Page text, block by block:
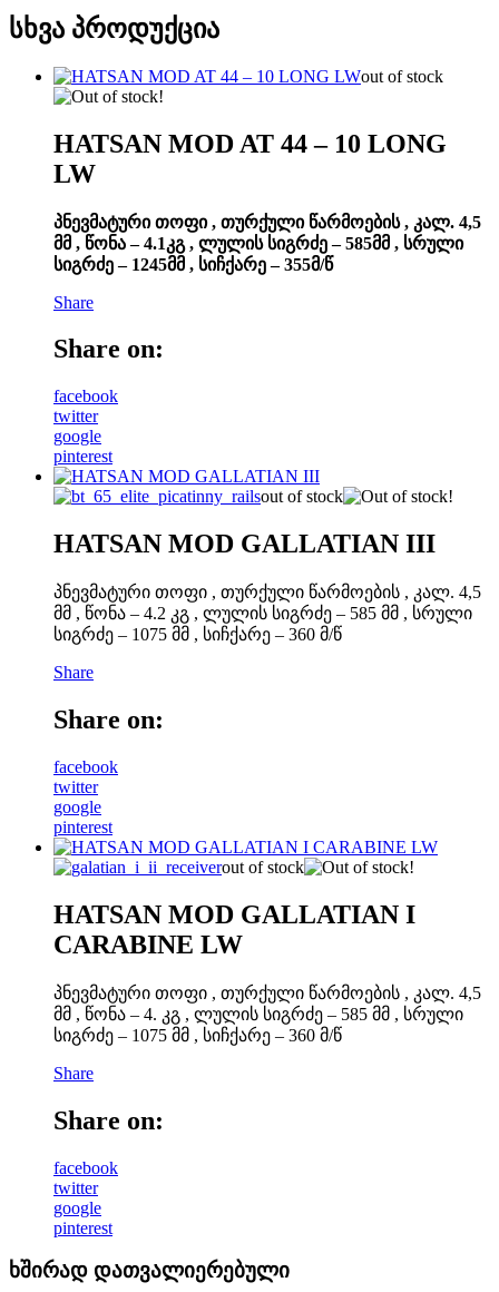
სხვა პროდუქცია
out of stock
HATSAN MOD AT 44 – 10 LONG
LW
პნევმატური თოფი , თურქული წარმოების , კალ. 4,5
მმ , წონა – 4.1კგ , ლულის სიგრძე – 585მმ , სრული
სიგრძე – 1245მმ , სიჩქარე – 355მ/წ
Share
Share on:
facebook
twitter
google
pinterest
out of stock
HATSAN MOD GALLATIAN III
პნევმატური თოფი , თურქული წარმოების , კალ. 4,5
მმ , წონა – 4.2 კგ , ლულის სიგრძე – 585 მმ , სრული
სიგრძე – 1075 მმ , სიჩქარე – 360 მ/წ
Share
Share on:
facebook
twitter
google
pinterest
out of stock
HATSAN MOD GALLATIAN I
CARABINE LW
პნევმატური თოფი , თურქული წარმოების , კალ. 4,5
მმ , წონა – 4. კგ , ლულის სიგრძე – 585 მმ , სრული
სიგრძე – 1075 მმ , სიჩქარე – 360 მ/წ
Share
Share on:
facebook
twitter
google
pinterest
ხშირად დათვალიერებული